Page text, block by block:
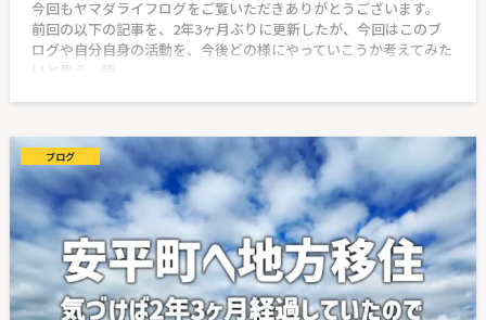
今回もヤマダライフログをご覧いただきありがとうございます。
前回の以下の記事を、2年3ヶ月ぶりに更新したが、今回はこのブ
ログや自分自身の活動を、今後どの様にやっていこうか考えてみた
いと思う。特
ブログ